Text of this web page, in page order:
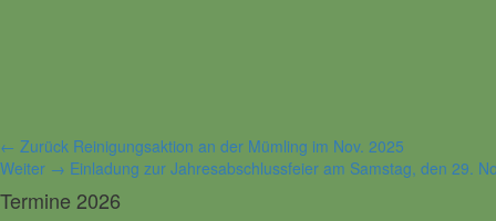
Beitragsnavigation
← Zurück Vorhergehender
Beitrag:
Reinigungsaktion an der Mümling im Nov. 2025
Weiter → Nächster
Beitrag:
Einladung zur Jahresabschlussfeier am Samstag, den 29.
Termine 2026